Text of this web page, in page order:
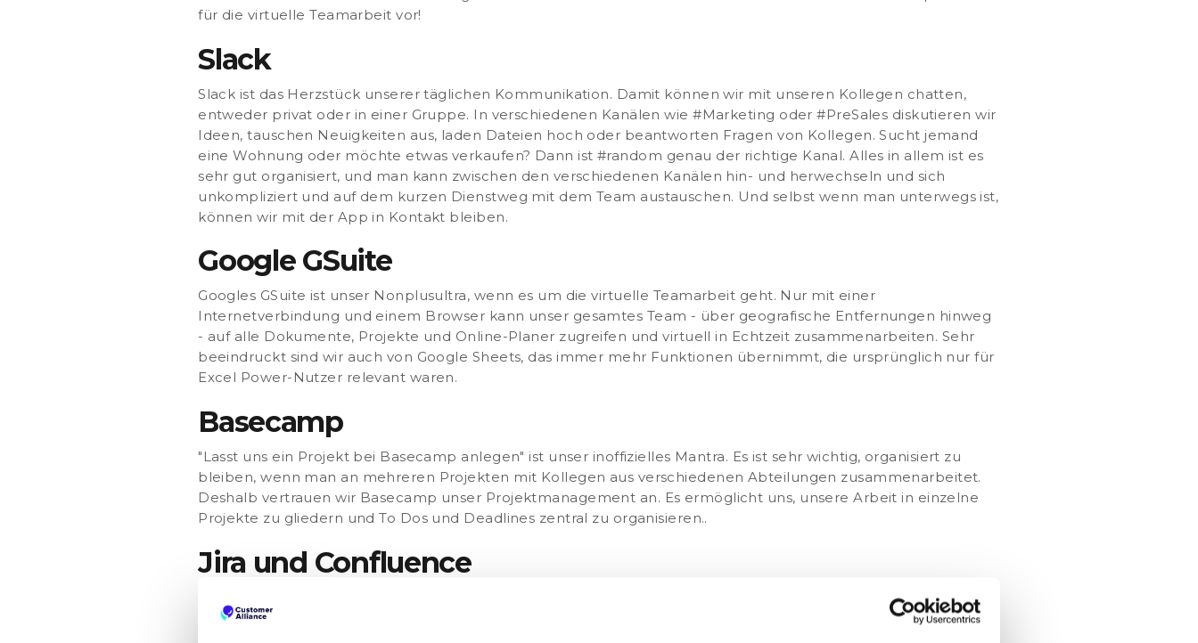
für die virtuelle Teamarbeit vor!
Slack
Slack ist das Herzstück unserer täglichen Kommunikation. Damit können wir mit unseren Kollegen chatten,
entweder privat oder in einer Gruppe. In verschiedenen Kanälen wie #Marketing oder #PreSales diskutieren wir
Ideen, tauschen Neuigkeiten aus, laden Dateien hoch oder beantworten Fragen von Kollegen. Sucht jemand
eine Wohnung oder möchte etwas verkaufen? Dann ist #random genau der richtige Kanal. Alles in allem ist es
sehr gut organisiert, und man kann zwischen den verschiedenen Kanälen hin- und herwechseln und sich
unkompliziert und auf dem kurzen Dienstweg mit dem Team austauschen. Und selbst wenn man unterwegs ist,
können wir mit der App in Kontakt bleiben.
Google GSuite
Googles GSuite ist unser Nonplusultra, wenn es um die virtuelle Teamarbeit geht. Nur mit einer
Internetverbindung und einem Browser kann unser gesamtes Team - über geografische Entfernungen hinweg
- auf alle Dokumente, Projekte und Online-Planer zugreifen und virtuell in Echtzeit zusammenarbeiten. Sehr
beeindruckt sind wir auch von Google Sheets, das immer mehr Funktionen übernimmt, die ursprünglich nur für
Excel Power-Nutzer relevant waren.
Basecamp
"Lasst uns ein Projekt bei Basecamp anlegen" ist unser inoffizielles Mantra. Es ist sehr wichtig, organisiert zu
bleiben, wenn man an mehreren Projekten mit Kollegen aus verschiedenen Abteilungen zusammenarbeitet.
Deshalb vertrauen wir Basecamp unser Projektmanagement an. Es ermöglicht uns, unsere Arbeit in einzelne
Projekte zu gliedern und To Dos und Deadlines zentral zu organisieren..
Jira und Confluence
Unsere Produktteams nutzen Jira und Confluence intensiv, um unsere Software ständig weiterzuentwickeln.
Diese Tools funktionieren für sich allein sehr gut, werden aber noch effizienter, wenn sie zusammen verwendet